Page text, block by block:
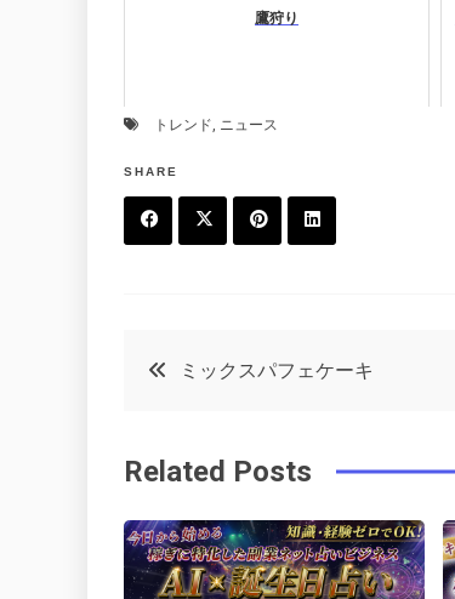
鷹狩り
トレンド, ニュース
SHARE
o
k
r
e
e
t
e
in
投
ナ
ビ
ミックスパフェケーキ
Related Posts